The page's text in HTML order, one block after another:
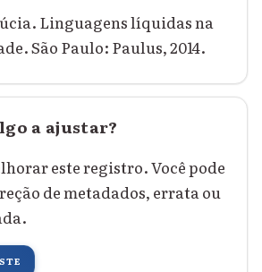
Linguagens líquidas na
São Paulo: Paulus, 2014.
a ajustar?
este registro. Você pode
de metadados, errata ou